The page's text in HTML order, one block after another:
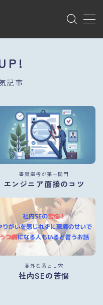
表記
記事
書類選考が第一関門
エンジニア面接のコツ
意外な落とし穴
社内SEの苦悩